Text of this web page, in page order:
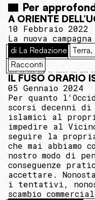
Per
A ORIENTE
10 Febbraio 2022
La nuova
di La Redazione
Racconti
IL FUSO ORARIO
05 Gennaio 2024
Per quanto
scorsi decenni
islamici al
impedire al
seguire la
che mai abbiamo
nostro modo di
conseguenze
accettare.
i tentativi,
scambio